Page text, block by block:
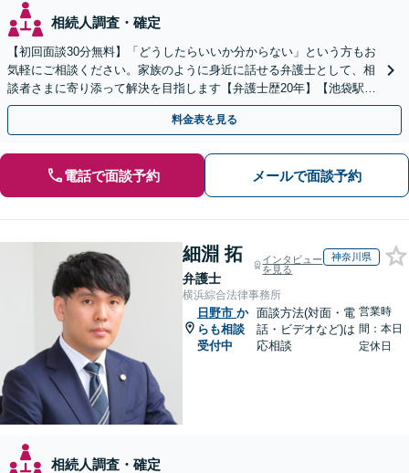
相続人調査・確定
【初回面談30分無料】「どうしたらいいか分からない」という方もお
気軽にご相談ください。家族のように身近に話せる弁護士として、相
談者さまに寄り添って解決を目指します【弁護士歴20年】【池袋駅5
分】
料金表を見る
電話で面談予約 メールで面談予約
細淵 拓
弁護士
インタビュー
を見る
神奈川県
横浜綜合法律事務所
日野市 か
らも相談
受付中
面談方法(対面・電
話・ビデオなど)は
応相談
営業時
間：本日
定休日
相続人調査・確定